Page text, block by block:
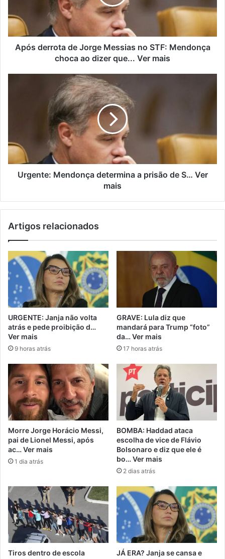
Após derrota de Jorge Messias no STF: Mendonça
choca ao dizer que... Ver mais
Urgente: Mendonça determina a prisão de S… Ver
mais
Artigos relacionados
URGENTE: Janja não volta
atrás e pede proibição d…
Ver mais
9 horas atrás
GRAVE: Lula diz que
mandará para Trump “foto”
da… Ver mais
17 horas atrás
Morre Jorge Horácio Messi,
pai de Lionel Messi, após
ac… Ver mais
1 dia atrás
BOMBA: Haddad ataca
escolha de vice de Flávio
Bolsonaro e diz que ele é
bo… Ver mais
2 dias atrás
Tiros dentro de escola
JÁ ERA? Janja se cansa e